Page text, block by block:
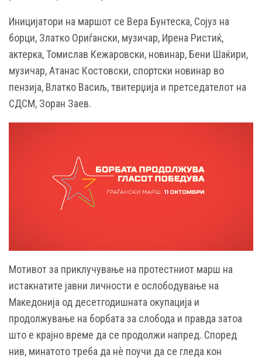
Иницијатори на маршот се Вера Бунтеска, Сојуз на
борци, Златко Ориѓански, музичар, Ирена Ристиќ,
актерка, Томислав Кежаровски, новинар, Бени Шаќири,
музичар, Атанас Костовски, спортски новинар во
пензија, Влатко Васиљ, твитерџија и претседателот на
СДСМ, Зоран Заев.
Мотивот за приклучување на протестниот марш на
истакнатите јавни личности е ослобoдување на
Македонија од десетгодишната окупација и
продолжување на борбата за слобода и правда затоа
што е крајно време да се продолжи напред. Според
нив, минатото треба да нѐ поучи да се гледа кон